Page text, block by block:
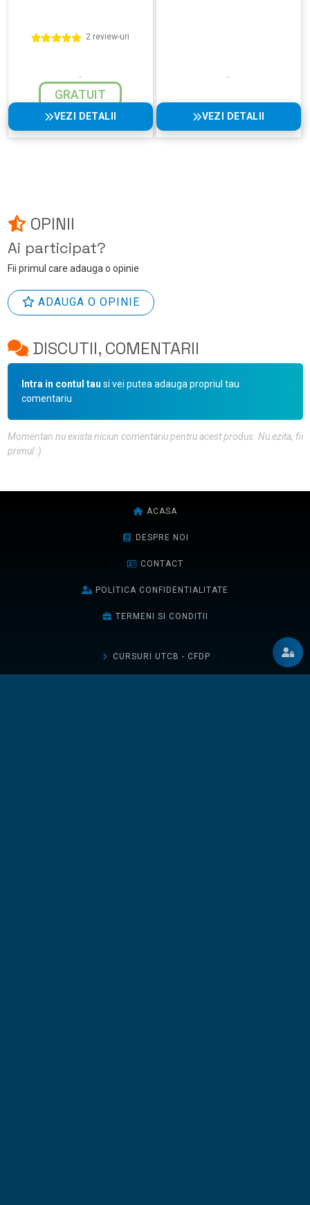
2 review-uri
GRATUIT
VEZI DETALII VEZI DETALII
OPINII
Ai participat?
Fii primul care adauga o opinie
ADAUGA O OPINIE
DISCUTII, COMENTARII
Intra in contul tau si vei putea adauga propriul tau
comentariu
Momentan nu exista niciun comentariu pentru acest produs. Nu ezita, fii
primul :)
ACASA
DESPRE NOI
CONTACT
POLITICA CONFIDENTIALITATE
TERMENI SI CONDITII
CURSURI UTCB - CFDP